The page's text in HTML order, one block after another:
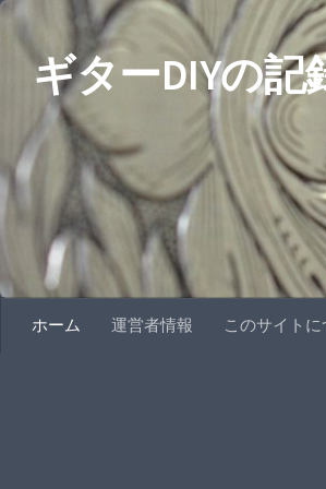
コンテンツへスキップ
ギターDIYの記
ホーム 運営者情報 このサイトに